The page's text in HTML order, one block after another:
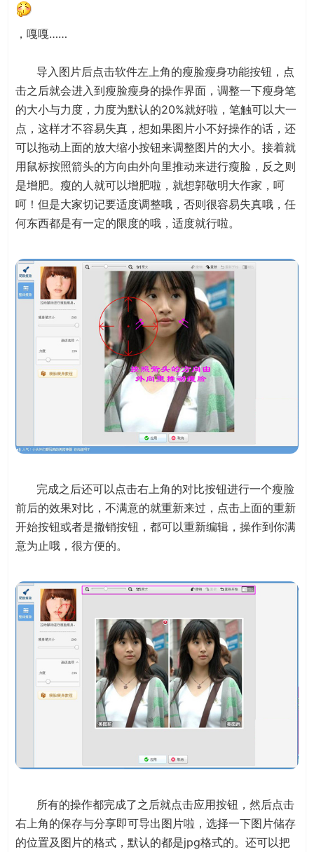
，嘎嘎……
导入图片后点击软件左上角的瘦脸瘦身功能按钮，点
击之后就会进入到瘦脸瘦身的操作界面，调整一下瘦身笔
的大小与力度，力度为默认的20%就好啦，笔触可以大一
点，这样才不容易失真，想如果图片小不好操作的话，还
可以拖动上面的放大缩小按钮来调整图片的大小。接着就
用鼠标按照箭头的方向由外向里推动来进行瘦脸，反之则
是增肥。瘦的人就可以增肥啦，就想郭敬明大作家，呵
呵！但是大家切记要适度调整哦，否则很容易失真哦，任
何东西都是有一定的限度的哦，适度就行啦。
完成之后还可以点击右上角的对比按钮进行一个瘦脸
前后的效果对比，不满意的就重新来过，点击上面的重新
开始按钮或者是撤销按钮，都可以重新编辑，操作到你满
意为止哦，很方便的。
所有的操作都完成了之后就点击应用按钮，然后点击
右上角的保存与分享即可导出图片啦，选择一下图片储存
的位置及图片的格式，默认的都是jpg格式的。还可以把